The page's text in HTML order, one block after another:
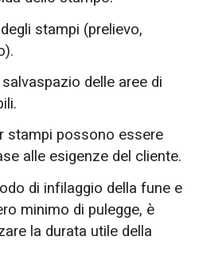
stampi (prelievo,
delle aree di
stampi possono essere
alle esigenze del cliente.
di infilaggio della fune e
minimo di pulegge, è
la durata utile della